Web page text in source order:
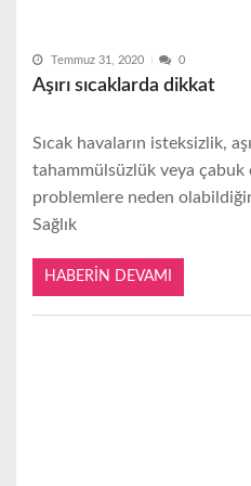
Temmuz 31, 2020 0
Aşırı sıcaklarda dikkat
Sıcak havaların isteksizlik,
tahammülsüzlük veya çabuk
problemlere neden
Sağlık
HABERIN DEVAMI